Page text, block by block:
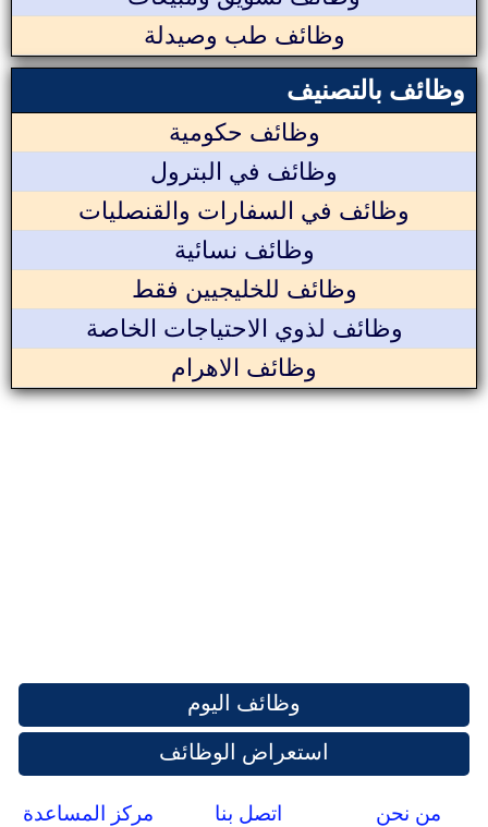
وظائف طب وصيدلة
وظائف بالتصنيف
وظائف حكومية
وظائف في البترول
وظائف في السفارات والقنصليات
وظائف نسائية
وظائف للخليجيين فقط
وظائف لذوي الاحتياجات الخاصة
وظائف الاهرام
وظائف اليوم
استعراض الوظائف
من نحن اتصل بنا مركز المساعدة